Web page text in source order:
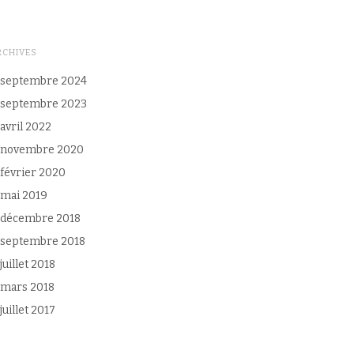
septembre 2024
septembre 2023
avril 2022
novembre 2020
février 2020
mai 2019
décembre 2018
septembre 2018
juillet 2018
mars 2018
juillet 2017